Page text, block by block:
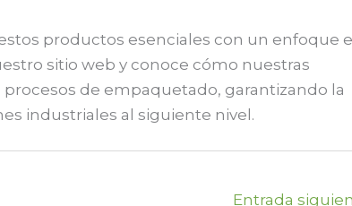
productos esenciales con un enfoque
sitio web y conoce cómo nuestras
de empaquetado, garantizando la
industriales al siguiente nivel.
Entrada